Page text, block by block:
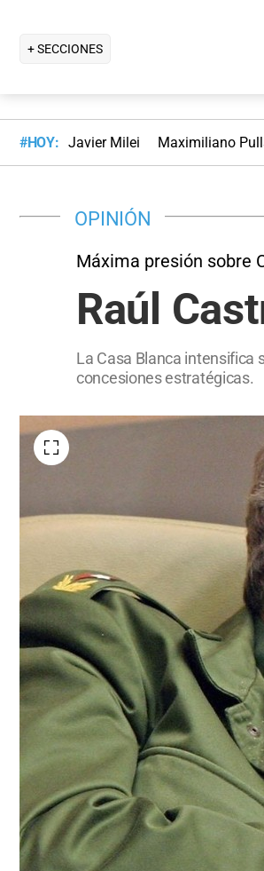
+ SECCIONES
#HOY: Javier Milei Maximiliano
OPINIÓN
Máxima presión sobre
Raúl
La Casa Blanca intensifica
concesiones estratégicas.